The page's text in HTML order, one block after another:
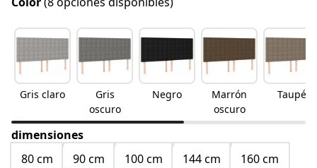
Gris claro
Gris
oscuro
Negro
Marrón
oscuro
Taupé
dimensiones
80 cm
90 cm 100 cm 144 cm
160 cm